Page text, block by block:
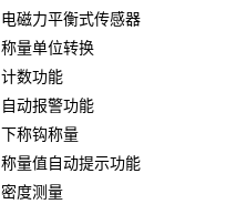
电磁力平衡式传感器
称量单位转换
计数功能
自动报警功能
下称钩称量
称量值自动提示功能
密度测量